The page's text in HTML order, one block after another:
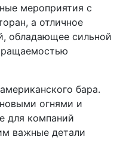
мероприятия с
а отличное
обладающее сильной
бара.
огнями и
для компаний
важные детали